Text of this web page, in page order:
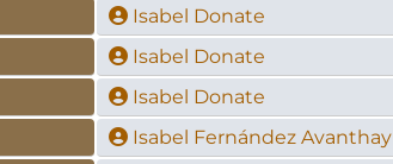
Isabel Donate
Isabel Donate
Isabel Donate
Isabel Fernández Avanthay